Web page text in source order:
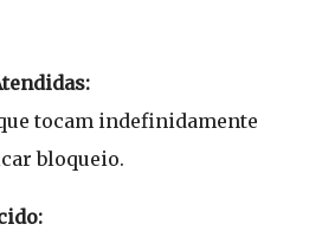
tocam indefinidamente
bloqueio.